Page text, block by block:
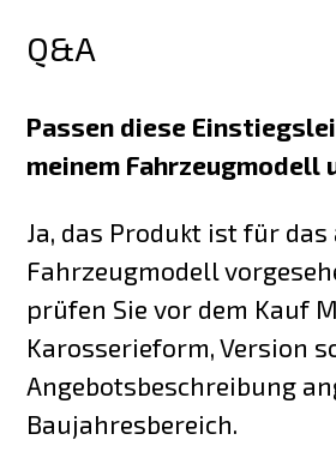
Q&A
Passen diese
meinem Fahrzeugmodell
Ja, das Produkt ist für das
Fahrzeugmodell
prüfen Sie vor dem Kauf
Karosserieform, Version
Angebotsbeschreibung
Baujahresbereich.